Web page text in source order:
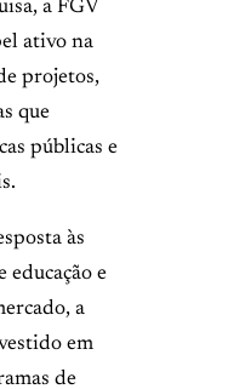
a FGV
ativo na
projetos,
que
públicas e
às
educação e
a
em
de